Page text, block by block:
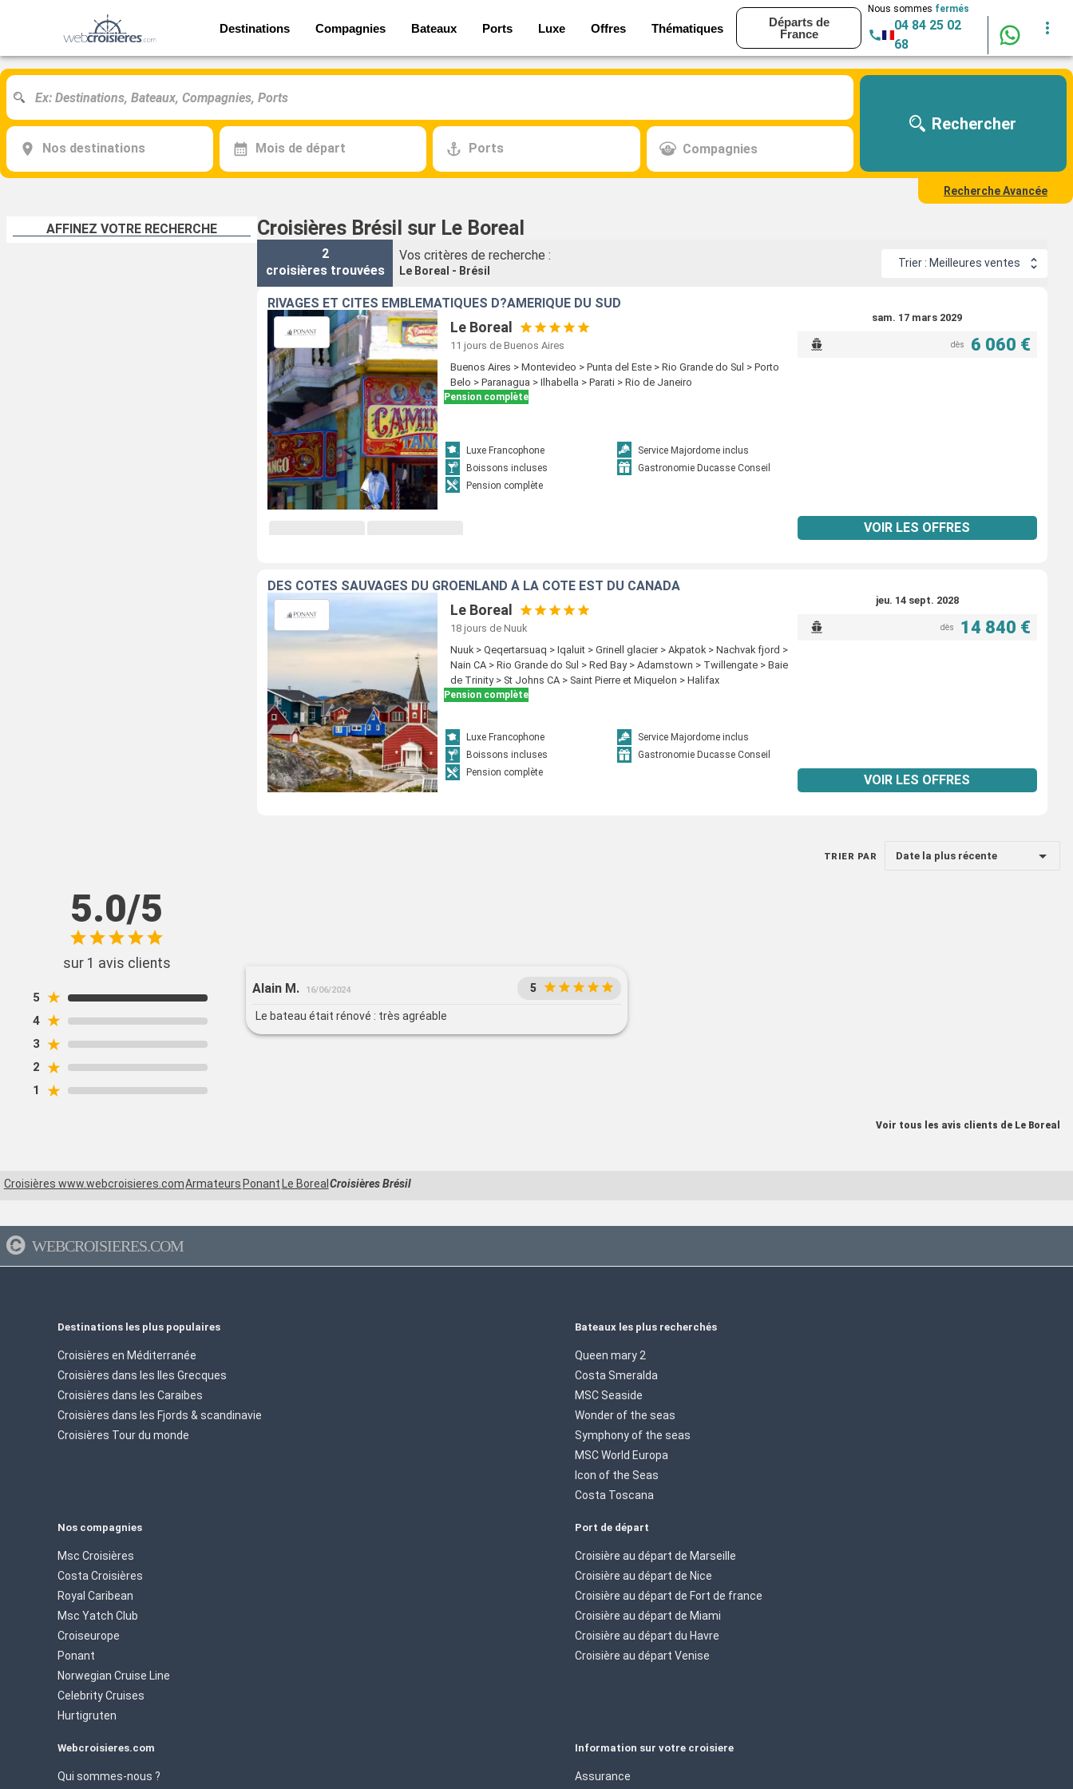
Destinations Compagnies Bateaux Ports Luxe Offres Thématiques
Départs de
France
Nous sommes fermés
04 84 25 02
68
Nos destinations Mois de départ Ports Compagnies
Rechercher
Recherche Avancée
AFFINEZ VOTRE RECHERCHE Croisières Brésil sur Le Boreal
2
croisières trouvées
Vos critères de recherche :
Le Boreal - Brésil
Trier : Meilleures ventes
RIVAGES ET CITÉS EMBLÉMATIQUES D?AMÉRIQUE DU SUD
Le Boreal
11 jours de Buenos Aires
Buenos Aires > Montevideo > Punta del Este > Rio Grande do Sul > Porto
Belo > Paranagua > Ilhabella > Parati > Rio de Janeiro
Pension complète
Luxe Francophone
Service Majordome inclus
Boissons incluses
Gastronomie Ducasse Conseil
Pension complète
sam. 17 mars 2029
dès 6 060 €
VOIR LES OFFRES
DES CÔTES SAUVAGES DU GROENLAND À LA CÔTE EST DU CANADA
Le Boreal
18 jours de Nuuk
Nuuk > Qeqertarsuaq > Iqaluit > Grinell glacier > Akpatok > Nachvak fjord >
Nain CA > Rio Grande do Sul > Red Bay > Adamstown > Twillengate > Baie
de Trinity > St Johns CA > Saint Pierre et Miquelon > Halifax
Pension complète
Luxe Francophone
Service Majordome inclus
Boissons incluses
Gastronomie Ducasse Conseil
Pension complète
jeu. 14 sept. 2028
dès 14 840 €
VOIR LES OFFRES
TRIER PAR Date la plus récente
5.0/5
sur 1 avis clients
5 ★
4 ★
3 ★
2 ★
1 ★
Alain M. 16/06/2024 5
Le bateau était rénové : très agréable
Voir tous les avis clients de Le Boreal
Croisières www.webcroisieres.comArmateurs Ponant Le Boreal Croisières Brésil
WEBCROISIERES.COM
Destinations les plus populaires
Croisières en Méditerranée
Croisières dans les Iles Grecques
Croisières dans les Caraibes
Croisières dans les Fjords & scandinavie
Croisières Tour du monde
Bateaux les plus recherchés
Queen mary 2
Costa Smeralda
MSC Seaside
Wonder of the seas
Symphony of the seas
MSC World Europa
Icon of the Seas
Costa Toscana
Nos compagnies
Msc Croisières
Costa Croisières
Royal Caribean
Msc Yatch Club
Croiseurope
Ponant
Norwegian Cruise Line
Celebrity Cruises
Hurtigruten
Port de départ
Croisière au départ de Marseille
Croisière au départ de Nice
Croisière au départ de Fort de france
Croisière au départ de Miami
Croisière au départ du Havre
Croisière au départ Venise
Webcroisieres.com
Qui sommes-nous ?
Information sur votre croisiere
Assurance